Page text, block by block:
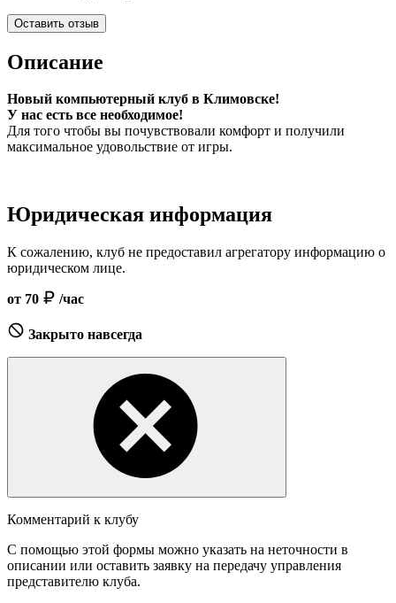
Оставить отзыв
Описание
Новый компьютерный клуб в Климовске!
У нас есть все необходимое!
Для того чтобы вы почувствовали комфорт и получили
максимальное удовольствие от игры.
Юридическая информация
К сожалению, клуб не предоставил агрегатору информацию о
юридическом лице.
от 70 /час
Закрыто навсегда
Комментарий к клубу
С помощью этой формы можно указать на неточности в
описании или оставить заявку на передачу управления
представителю клуба.